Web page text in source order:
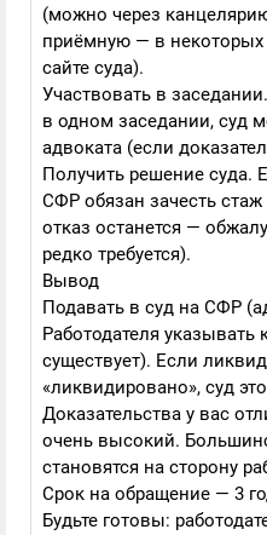
(можно через
приёмную — в некоторых
сайте суда).
Участвовать в
в одном заседании, суд
адвоката (если
Получить решение суда.
СФР обязан зачесть
отказ останется —
редко требуется).
Вывод
Подавать в суд на СФР
Работодателя
существует). Если
«ликвидировано», суд это
Доказательства у вас
очень высокий.
становятся на сторону
Срок на обращение — 3
Будьте готовы: